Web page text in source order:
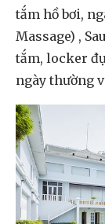
tắm hồ bơi,
Massage) ,
tắm, locker
ngày thường